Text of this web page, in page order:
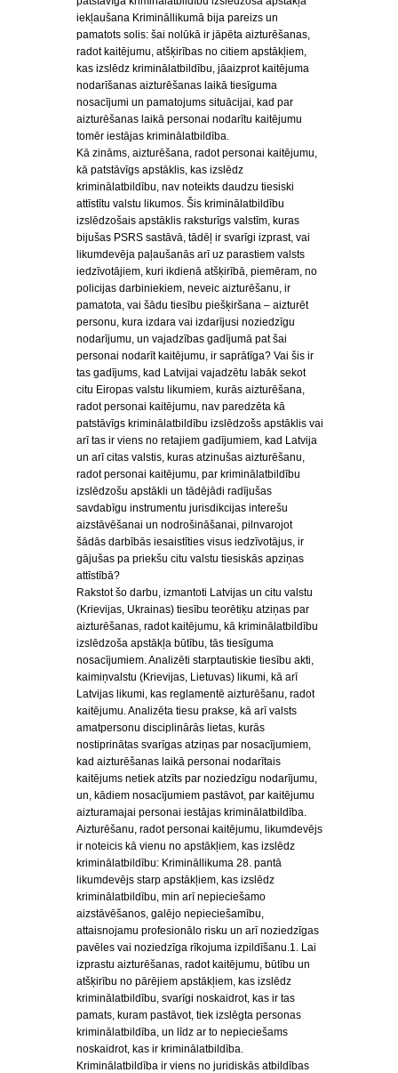
iekļaušana Krimināllikumā bija pareizs un
pamatots solis: šai nolūkā ir jāpēta aizturēšanas,
radot kaitējumu, atšķirības no citiem apstākļiem,
kas izslēdz kriminālatbildību, jāaizprot kaitējuma
nodarīšanas aizturēšanas laikā tiesīguma
nosacījumi un pamatojums situācijai, kad par
aizturēšanas laikā personai nodarītu kaitējumu
tomēr iestājas kriminālatbildība.
Kā zināms, aizturēšana, radot personai kaitējumu,
kā patstāvīgs apstāklis, kas izslēdz
kriminālatbildību, nav noteikts daudzu tiesiski
attīstītu valstu likumos. Šis kriminālatbildību
izslēdzošais apstāklis raksturīgs valstīm, kuras
bijušas PSRS sastāvā, tādēļ ir svarīgi izprast, vai
likumdevēja paļaušanās arī uz parastiem valsts
iedzīvotājiem, kuri ikdienā atšķirībā, piemēram, no
policijas darbiniekiem, neveic aizturēšanu, ir
pamatota, vai šādu tiesību piešķiršana – aizturēt
personu, kura izdara vai izdarījusi noziedzīgu
nodarījumu, un vajadzības gadījumā pat šai
personai nodarīt kaitējumu, ir saprātīga? Vai šis ir
tas gadījums, kad Latvijai vajadzētu labāk sekot
citu Eiropas valstu likumiem, kurās aizturēšana,
radot personai kaitējumu, nav paredzēta kā
patstāvīgs kriminālatbildību izslēdzošs apstāklis vai
arī tas ir viens no retajiem gadījumiem, kad Latvija
un arī citas valstis, kuras atzinušas aizturēšanu,
radot personai kaitējumu, par kriminālatbildību
izslēdzošu apstākli un tādējādi radījušas
savdabīgu instrumentu jurisdikcijas interešu
aizstāvēšanai un nodrošināšanai, pilnvarojot
šādās darbībās iesaistīties visus iedzīvotājus, ir
gājušas pa priekšu citu valstu tiesiskās apziņas
attīstībā?
Rakstot šo darbu, izmantoti Latvijas un citu valstu
(Krievijas, Ukrainas) tiesību teorētiķu atziņas par
aizturēšanas, radot kaitējumu, kā kriminālatbildību
izslēdzoša apstākļa būtību, tās tiesīguma
nosacījumiem. Analizēti starptautiskie tiesību akti,
kaimiņvalstu (Krievijas, Lietuvas) likumi, kā arī
Latvijas likumi, kas reglamentē aizturēšanu, radot
kaitējumu. Analizēta tiesu prakse, kā arī valsts
amatpersonu disciplinārās lietas, kurās
nostiprinātas svarīgas atziņas par nosacījumiem,
kad aizturēšanas laikā personai nodarītais
kaitējums netiek atzīts par noziedzīgu nodarījumu,
un, kādiem nosacījumiem pastāvot, par kaitējumu
aizturamajai personai iestājas kriminālatbildība.
Aizturēšanu, radot personai kaitējumu, likumdevējs
ir noteicis kā vienu no apstākļiem, kas izslēdz
kriminālatbildību: Krimināllikuma 28. pantā
likumdevējs starp apstākļiem, kas izslēdz
kriminālatbildību, min arī nepieciešamo
aizstāvēšanos, galējo nepieciešamību,
attaisnojamu profesionālo risku un arī noziedzīgas
pavēles vai noziedzīga rīkojuma izpildīšanu.1. Lai
izprastu aizturēšanas, radot kaitējumu, būtību un
atšķirību no pārējiem apstākļiem, kas izslēdz
kriminālatbildību, svarīgi noskaidrot, kas ir tas
pamats, kuram pastāvot, tiek izslēgta personas
kriminālatbildība, un līdz ar to nepieciešams
noskaidrot, kas ir kriminālatbildība.
Kriminālatbildība ir viens no juridiskās atbildības